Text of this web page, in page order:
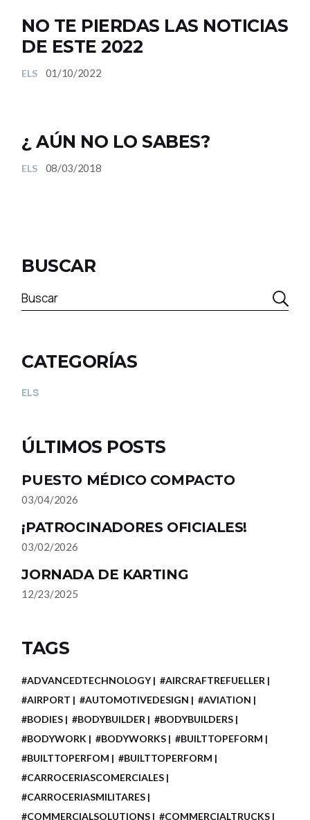
NO TE PIERDAS LAS NOTICIAS
DE ESTE 2022
ELS 01/10/2022
¿ AÚN NO LO SABES?
ELS 08/03/2018
BUSCAR
Buscar
CATEGORÍAS
ELS
ÚLTIMOS POSTS
PUESTO MÉDICO COMPACTO
03/04/2026
¡PATROCINADORES OFICIALES!
03/02/2026
JORNADA DE KARTING
12/23/2025
TAGS
#ADVANCEDTECHNOLOGY
#AIRCRAFTREFUELLER
#AIRPORT
#AUTOMOTIVEDESIGN
#AVIATION
#BODIES
#BODYBUILDER
#BODYBUILDERS
#BODYWORK
#BODYWORKS
#BUILTTOPEFORM
#BUILTTOPERFOM
#BUILTTOPERFORM
#CARROCERIASCOMERCIALES
#CARROCERIASMILITARES
#COMMERCIALSOLUTIONS
#COMMERCIALTRUCKS